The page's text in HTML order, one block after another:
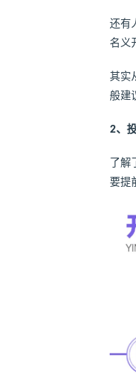
还有
名义
其实
般建
2、
了解
要提